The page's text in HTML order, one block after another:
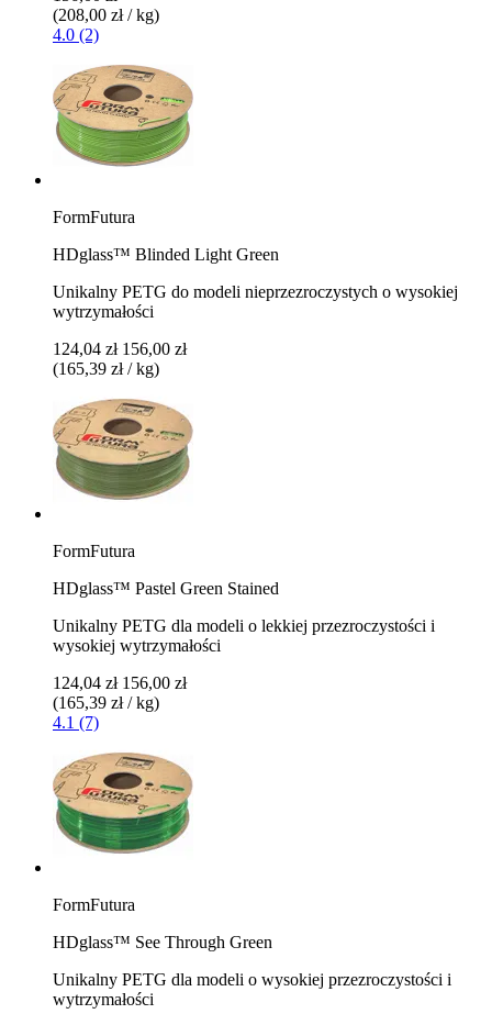
(208,00 zł / kg)
4.0 (2)
FormFutura
HDglass™ Blinded Light Green
Unikalny PETG do modeli nieprzezroczystych o wysokiej
wytrzymałości
124,04 zł 156,00 zł
(165,39 zł / kg)
FormFutura
HDglass™ Pastel Green Stained
Unikalny PETG dla modeli o lekkiej przezroczystości i
wysokiej wytrzymałości
124,04 zł 156,00 zł
(165,39 zł / kg)
4.1 (7)
FormFutura
HDglass™ See Through Green
Unikalny PETG dla modeli o wysokiej przezroczystości i
wytrzymałości